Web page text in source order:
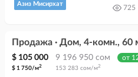
Азиз Мисирхат
725
Продажа · Дом, 4-комн., 60
$ 105 000 9 196 950 сом от
$ 1 750/м2 153 283 сом/м2